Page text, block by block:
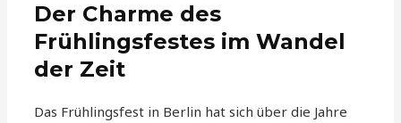
Der Charme des
Frühlingsfestes im Wandel
der Zeit
Das Frühlingsfest in Berlin hat sich über die Jahre